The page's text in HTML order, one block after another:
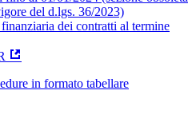
del d.lgs. 36/2023)
dei contratti al termine
in formato tabellare